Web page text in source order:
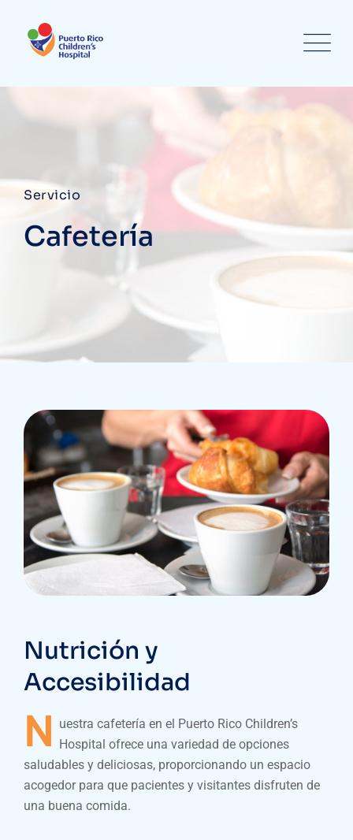
Servicio
Cafetería
Nutrición y
Accesibilidad
N uestra cafetería en el Puerto Rico Children’s
Hospital ofrece una variedad de opciones
saludables y deliciosas, proporcionando un espacio
acogedor para que pacientes y visitantes disfruten de
una buena comida.